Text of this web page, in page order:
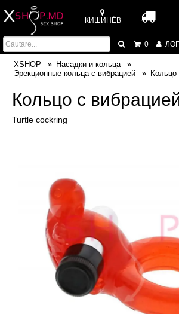
КИШИНЁВ
0
XSHOP
Насадки и кольца
Эрекционные кольца с вибрацией
Кольцо
Кольцо с
Turtle cockring